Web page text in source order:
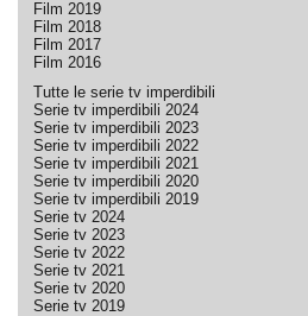
Film 2019
Film 2018
Film 2017
Film 2016
Tutte le serie tv imperdibili
Serie tv imperdibili 2024
Serie tv imperdibili 2023
Serie tv imperdibili 2022
Serie tv imperdibili 2021
Serie tv imperdibili 2020
Serie tv imperdibili 2019
Serie tv 2024
Serie tv 2023
Serie tv 2022
Serie tv 2021
Serie tv 2020
Serie tv 2019